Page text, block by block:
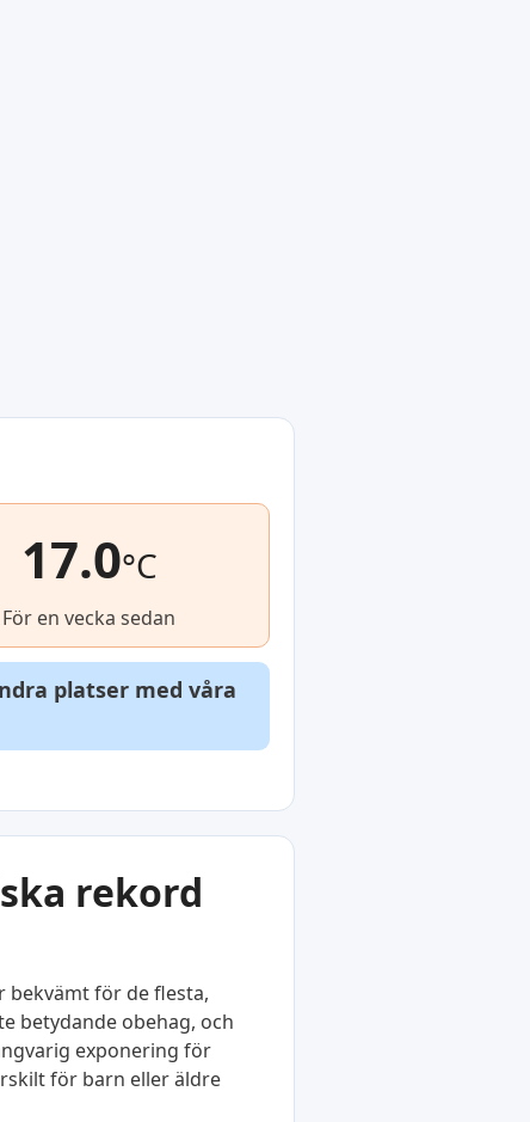
17.0°C
För en vecka sedan
platser med våra
rekord
bekvämt för de flesta,
betydande obehag, och
exponering för
för barn eller äldre